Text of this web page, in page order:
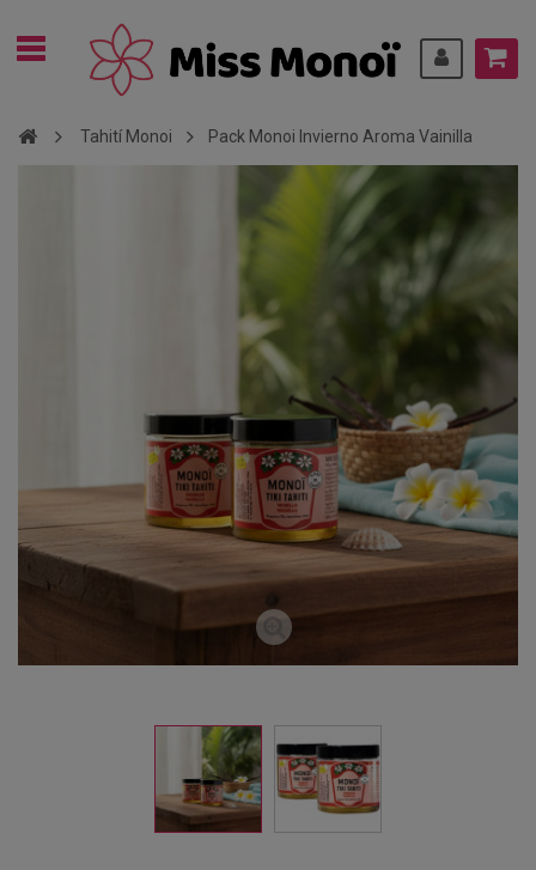
Tahití Monoi Pack Monoi Invierno Aroma Vainilla